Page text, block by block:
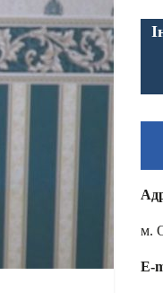
м.
E-